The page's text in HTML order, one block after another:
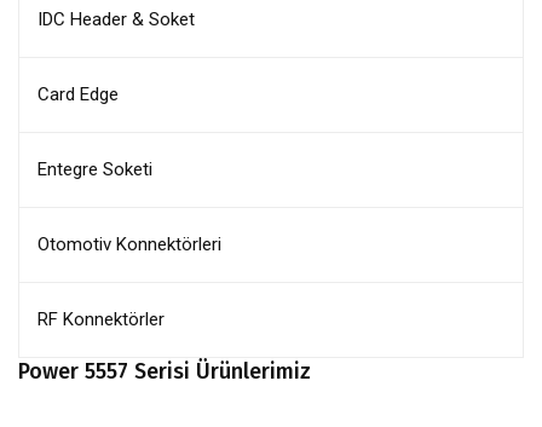
IDC Header & Soket
Card Edge
Entegre Soketi
Otomotiv Konnektörleri
RF Konnektörler
Power 5557 Serisi Ürünlerimiz